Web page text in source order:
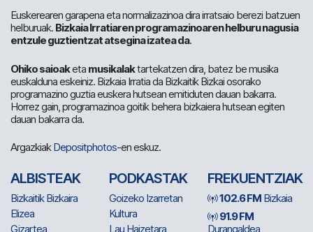
Euskerearen garapena eta normalizazinoa dira irratsaio berezi batzuen
helburuak. Bizkaia Irratiaren programazinoaren helburu nagusia
entzule guztientzat atsegina izatea da.
Ohiko saioaketa musikalaktartekatzen dira, batez be musika
euskalduna eskeiniz. Bizkaia Irratia da Bizkaitik Bizkai osorako
programazino guztia euskera hutsean emitiduten dauan bakarra.
Horrez gain, programazinoa goitik behera bizkaiera hutsean egiten
dauan bakarra da.
ArgazkiakDepositphotos-en eskuz.
ALBISTEAK
Bizkaitik Bizkaira
Elizea
Gizartea
PODKASTAK
Goizeko Izarretan
Kultura
Lau Haizetara
FREKUENTZIAK
102.6 FM Bizkaia
91.9 FM
Durangaldea